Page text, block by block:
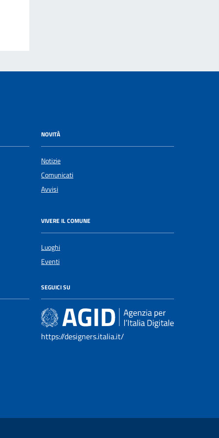
NOVITÀ
Notizie
Comunicati
Avvisi
VIVERE IL COMUNE
Luoghi
Eventi
SEGUICI SU
https://designers.italia.it/